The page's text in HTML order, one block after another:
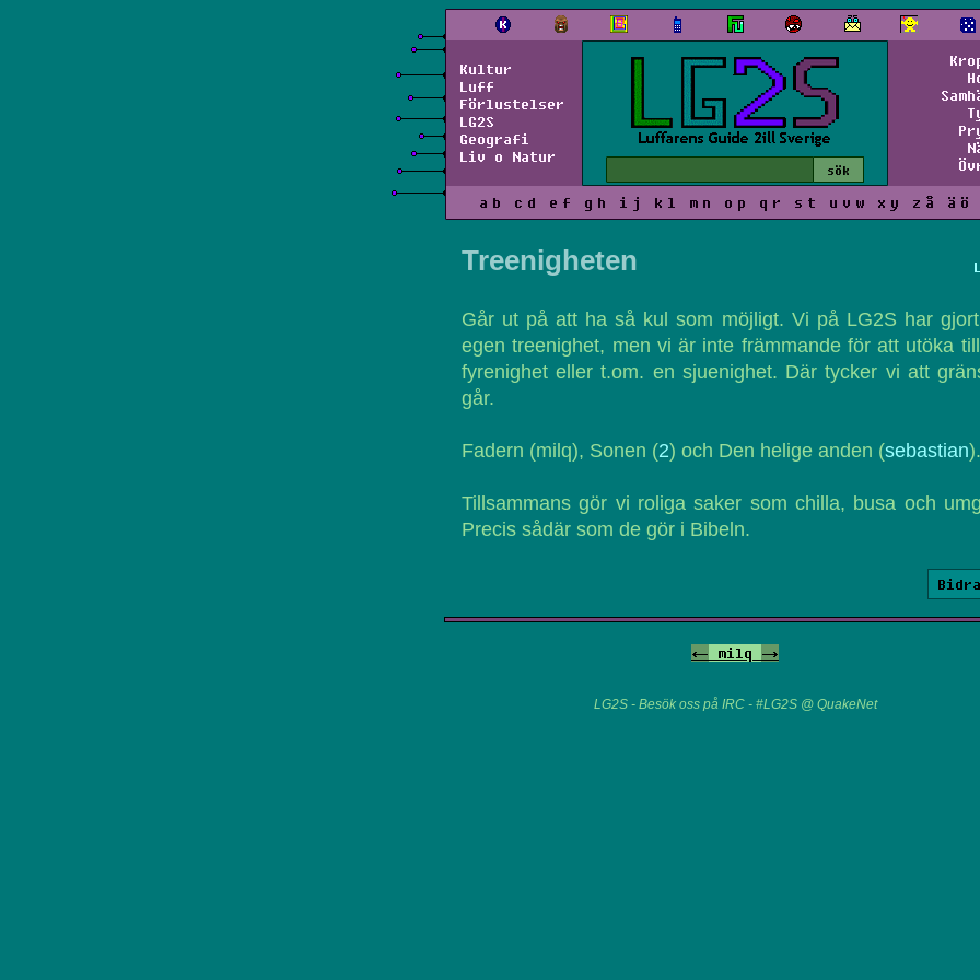
Kultur
Luff
Förlustelser
LG2S
Geografi
Liv o Natur
a b c d e f g h i j k l m n o p q r s t u v w x y z å ä ö
Treenigheten
Går ut på att ha så kul som möjligt. Vi på LG2S har
egen treenighet, men vi är inte främmande för att utöka
fyrenighet eller t.om. en sjuenighet. Där tycker vi att
går.
Fadern (milq), Sonen (2) och Den helige anden (sebastian).
Tillsammans gör vi roliga saker som chilla, busa och
Precis sådär som de gör i Bibeln.
<- milq ->
LG2S - Besök oss på IRC - #LG2S @ QuakeNet